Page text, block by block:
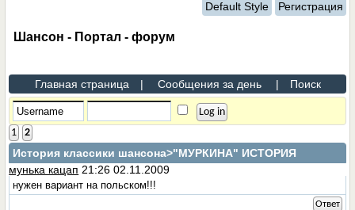
Default Style Регистрация
Шансон - Портал - форум
Главная страница | Сообщения за день | Поиск
1 2
История классики шансона>"МУРКИНА" ИСТОРИЯ
мунька кацап 21:26 02.11.2009
нужен вариант на польском!!!
Ответ